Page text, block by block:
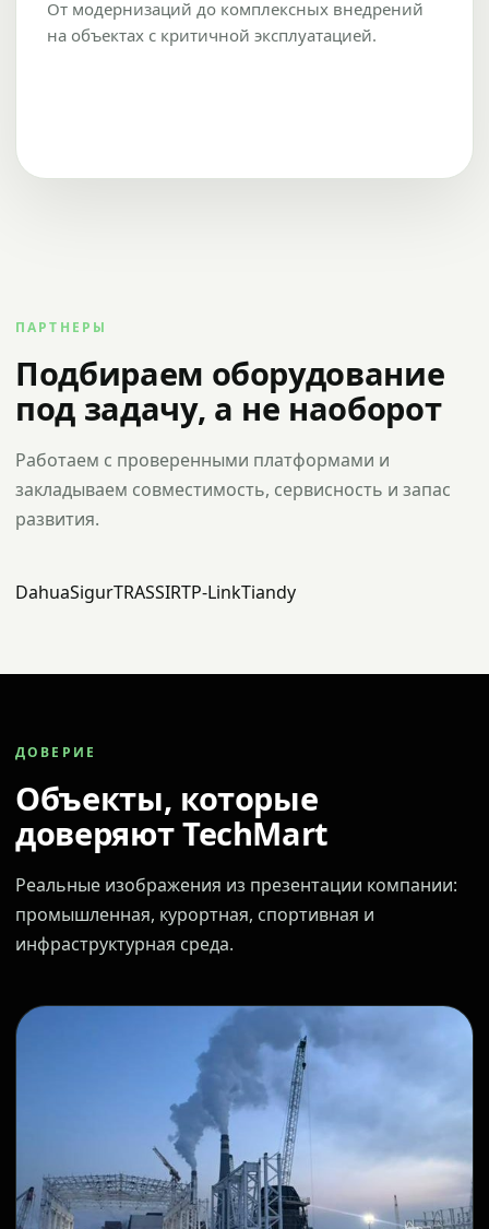
От модернизаций до комплексных внедрений
на объектах с критичной эксплуатацией.
ПАРТНЕРЫ
Подбираем оборудование
под задачу, а не наоборот
Работаем с проверенными платформами и
закладываем совместимость, сервисность и запас
развития.
DahuaSigurTRASSIRTP-LinkTiandy
ДОВЕРИЕ
Объекты, которые
доверяют TechMart
Реальные изображения из презентации компании:
промышленная, курортная, спортивная и
инфраструктурная среда.